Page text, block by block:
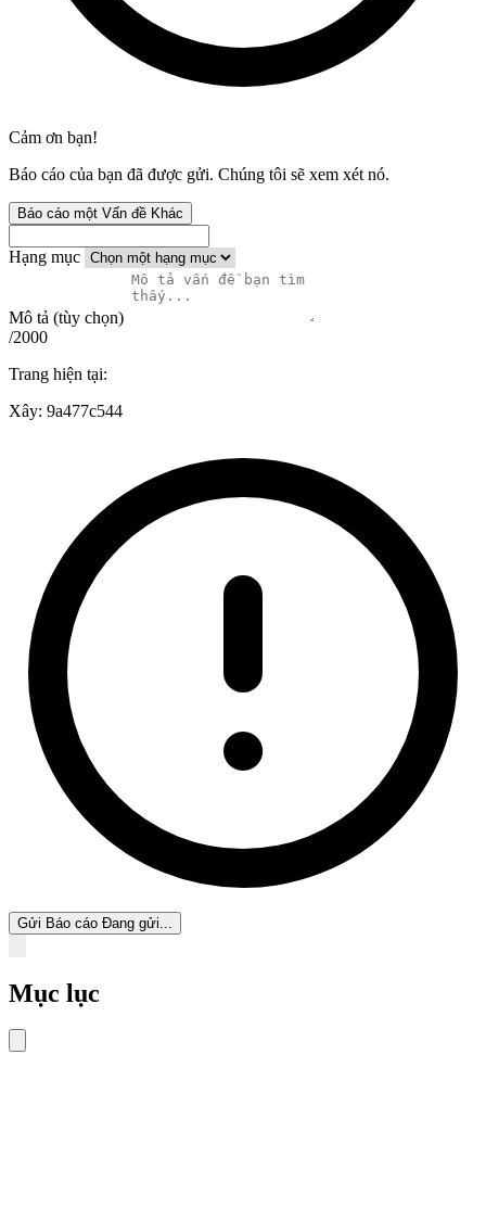
Cảm ơn bạn!
Báo cáo của bạn đã được gửi. Chúng tôi sẽ xem xét nó.
Báo cáo một Vấn đề Khác
Hạng mục
Mô tả (tùy chọn)
/2000
Trang hiện tại:
Xây: 9a477c544
Gửi Báo cáo Đang gửi...
Mục lục